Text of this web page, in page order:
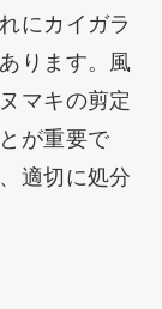
にカイガラ
ります。風
マキの剪定
が重要で
適切に処分